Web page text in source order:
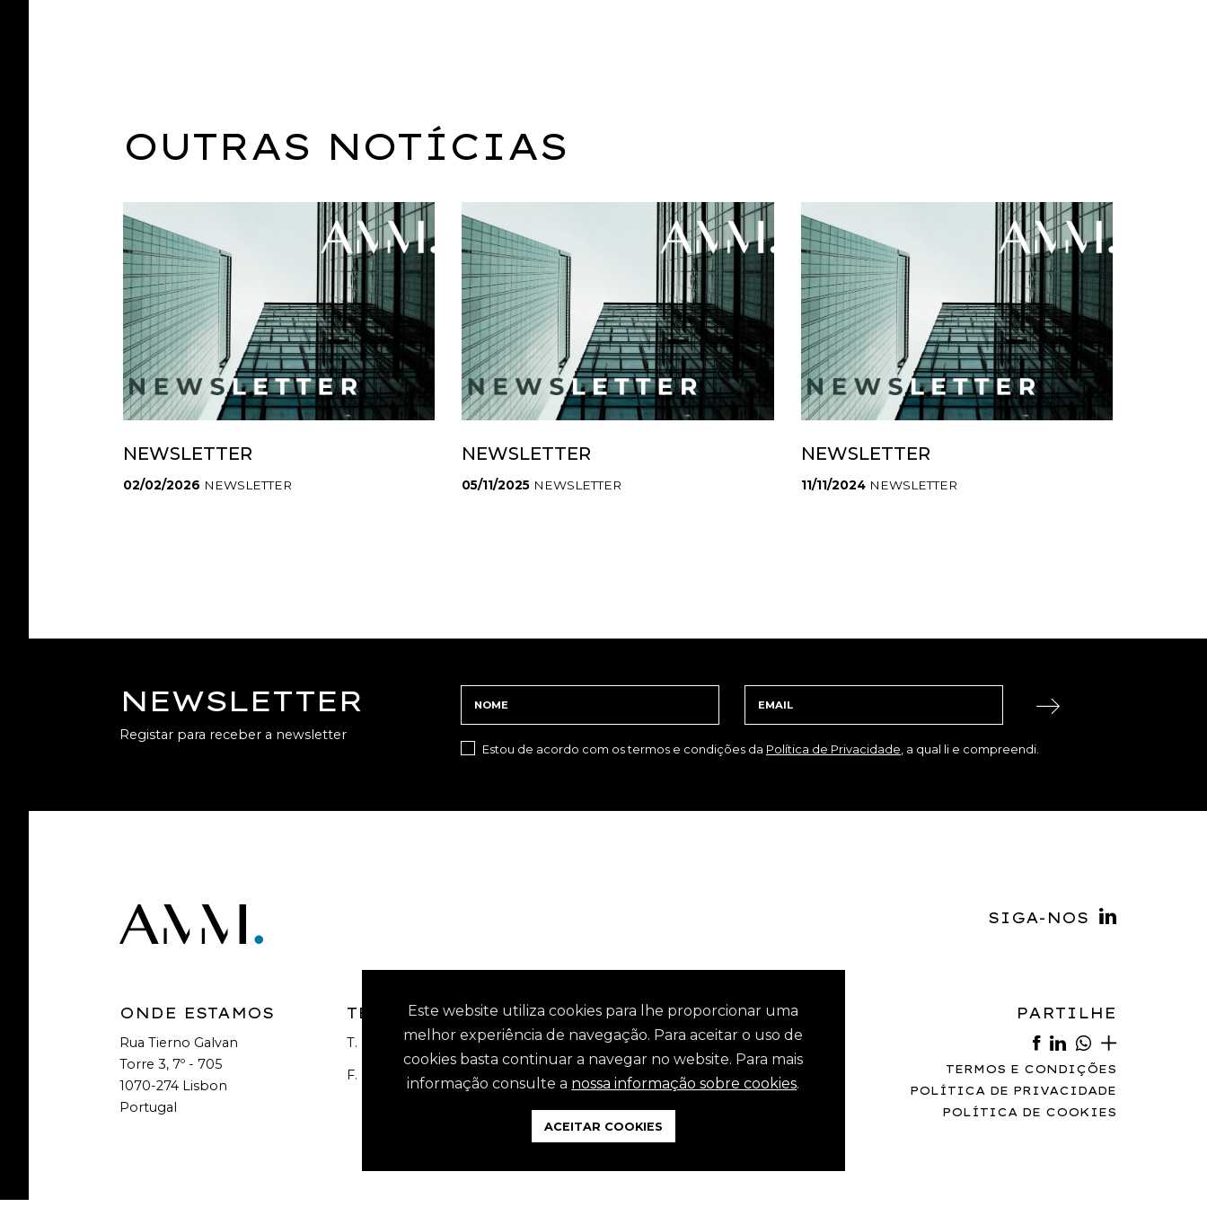
OUTRAS NOTÍCIAS
NEWSLETTER
02/02/2026 NEWSLETTER
NEWSLETTER
05/11/2025 NEWSLETTER
NEWSLETTER
11/11/2024NEWSLETTER
NEWSLETTER
Registar para receber a newsletter
Estou de acordo com os termos e condições da Política de Privacidade , a qual li e compreendi.
SIGA-NOS
ONDE ESTAMOS
Rua Tierno Galvan
Torre 3, 7º - 705
1070-274 Lisbon
Portugal
TELEFONES
T.
+351 215 844 743
F.
+351 215 844 760
EMAIL
geral@ammoura.pt
PARTILHE
TERMOS E CONDIÇÕES
POLÍTICA DE PRIVACIDADE
POLÍTICA DE COOKIES
Este website utiliza cookies para lhe proporcionar uma
melhor experiência de navegação. Para aceitar o uso de
cookies basta continuar a navegar no website. Para mais
informação consulte a nossa informação sobre cookies.
ACEITAR COOKIES